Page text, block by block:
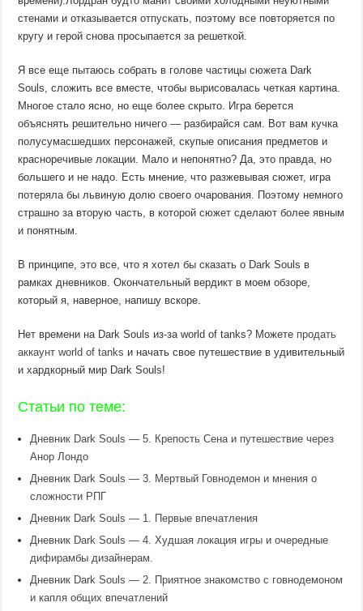
стенами и отказывается отпускать, поэтому все повторяется по
кругу и герой снова просыпается за решеткой.
Я все еще пытаюсь собрать в голове частицы сюжета Dark
Souls, сложить все вместе, чтобы вырисовалась четкая картина.
Многое стало ясно, но еще более скрыто. Игра берется
объяснять решительно ничего — разбирайся сам. Вот вам кучка
полусумасшедших персонажей, скупые описания предметов и
красноречивые локации. Мало и непонятно? Да, это правда, но
большего и не надо. Есть мнение, что разжевывая сюжет, игра
потеряла бы львиную долю своего очарования. Поэтому немного
страшно за вторую часть, в которой сюжет сделают более явным
и понятным.
В принципе, это все, что я хотел бы сказать о Dark Souls в
рамках дневников. Окончательный вердикт в моем обзоре,
который я, наверное, напишу вскоре.
Нет времени на Dark Souls из-за world of tanks? Можете продать
аккаунт world of tanks и начать свое путешествие в удивительный
и хардкорный мир Dark Souls!
Статьи по теме:
Дневник Dark Souls — 5. Крепость Сена и путешествие через
Анор Лондо
Дневник Dark Souls — 3. Мертвый Говнодемон и мнения о
сложности РПГ
Дневник Dark Souls — 1. Первые впечатления
Дневник Dark Souls — 4. Худшая локация игры и очередные
дифирамбы дизайнерам.
Дневник Dark Souls — 2. Приятное знакомство с говнодемоном
и капля общих впечатлений